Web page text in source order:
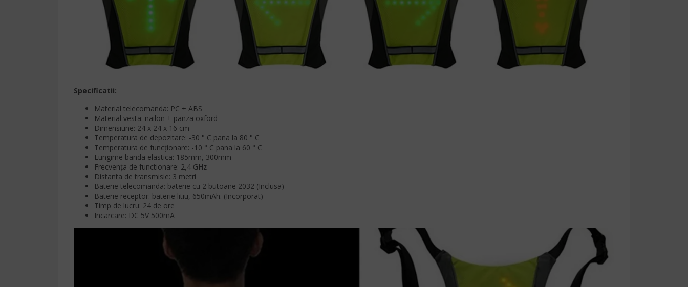
Specificatii:
Material telecomanda: PC + ABS
Material vesta: nailon + panza oxford
Dimensiune: 24 x 24 x 16 cm
Temperatura de depozitare: -30 ° C pana la 80 ° C
Temperatura de funcționare: -10 ° C pana la 60 ° C
Lungime banda elastica: 185mm, 300mm
Frecvența de functionare: 2,4 GHz
Distanta de transmisie: 3 metri
Baterie telecomanda: baterie cu 2 butoane 2032 (Inclusa)
Baterie receptor: baterie litiu, 650mAh. (Incorporat)
Timp de lucru: 24 de ore
Incarcare: DC 5V 500mA